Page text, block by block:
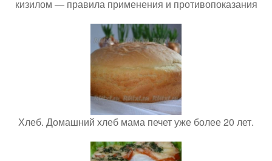
кизилом — правила применения и противопоказания
Хлеб. Домашний хлеб мама печет уже более 20 лет.